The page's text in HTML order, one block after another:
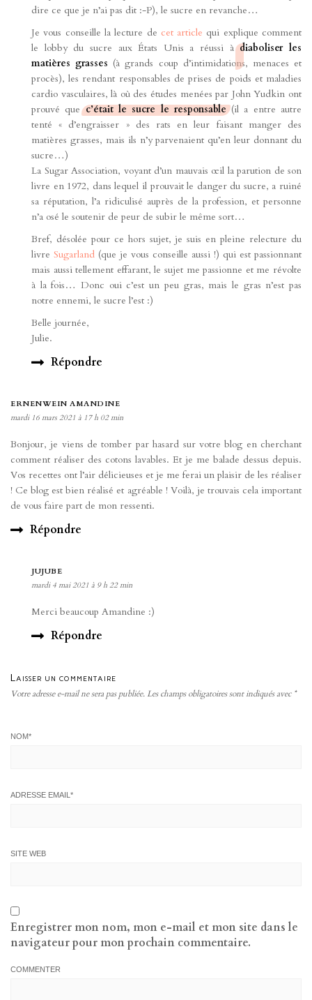
dire ce que je n’ai pas dit :-P), le sucre en revanche…
Je vous conseille la lecture de cet article qui explique comment
le lobby du sucre aux États Unis a réussi àdiaboliser les
matières grasses (à grands coup d’intimidations, menaces et
procès), les rendant responsables de prises de poids et maladies
cardio vasculaires, là où des études menées par John Yudkin ont
prouvé quec’était le sucre le responsable (il a entre autre
tenté « d’engraisser » des rats en leur faisant manger des
matières grasses, mais ils n’y parvenaient qu’en leur donnant du
sucre…)
La Sugar Association, voyant d’un mauvais œil la parution de son
livre en 1972, dans lequel il prouvait le danger du sucre, a ruiné
sa réputation, l’a ridiculisé auprès de la profession, et personne
n’a osé le soutenir de peur de subir le même sort…
Bref, désolée pour ce hors sujet, je suis en pleine relecture du
livre Sugarland (que je vous conseille aussi !) qui est passionnant
mais aussi tellement effarant, le sujet me passionne et me révolte
à la fois… Donc oui c’est un peu gras, mais le gras n’est pas
notre ennemi, le sucre l’est :)
Belle journée,
Julie.
Répondre
ERNENWEIN AMANDINE
mardi 16 mars 2021 à 17 h 02 min
Bonjour, je viens de tomber par hasard sur votre blog en cherchant
comment réaliser des cotons lavables. Et je me balade dessus depuis.
Vos recettes ont l’air délicieuses et je me ferai un plaisir de les réaliser
! Ce blog est bien réalisé et agréable ! Voilà, je trouvais cela important
de vous faire part de mon ressenti.
Répondre
JUJUBE
mardi 4 mai 2021 à 9 h 22 min
Merci beaucoup Amandine :)
Répondre
Laisser un commentaire
Votre adresse e-mail ne sera pas publiée.Les champs obligatoires sont indiqués avec *
NOM*
ADRESSE EMAIL *
SITE WEB
Enregistrer mon nom, mon e-mail et mon site dans le
navigateur pour mon prochain commentaire.
COMMENTER